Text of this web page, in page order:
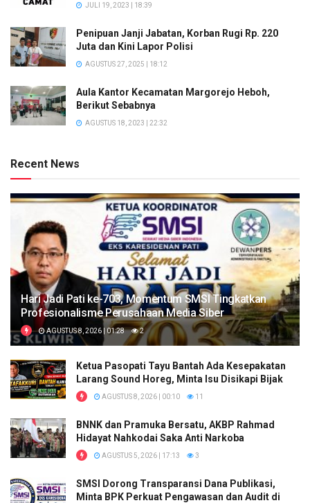
JULI 19, 2023 | 18:39
Penipuan Janji Jabatan, Korban Rugi Rp. 220
Juta dan Kini Lapor Polisi
AGUSTUS 27, 2025 | 18:12
Aula Kantor Kecamatan Margorejo Heboh,
Berikut Sebabnya
AGUSTUS 18, 2023 | 22:32
Recent News
Hari Jadi Pati ke-703, Momentum SMSI Tingkatkan
Profesionalisme Perusahaan Media Siber
AGUSTUS 8, 2026 | 01:28 2
Ketua Pasopati Tayu Bantah Ada Kesepakatan
Larang Sound Horeg, Minta Isu Disikapi Bijak
AGUSTUS 8, 2026 | 00:10 11
BNNK dan Pramuka Bersatu, AKBP Rahmad
Hidayat Nahkodai Saka Anti Narkoba
AGUSTUS 5, 2026 | 17:13 3
SMSI Dorong Transparansi Dana Publikasi,
Minta BPK Perkuat Pengawasan dan Audit di